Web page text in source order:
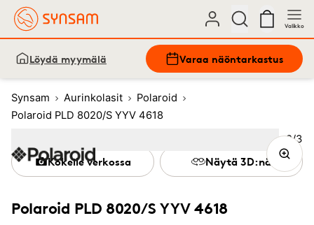
Valikko
Löydä myymälä Varaa näöntarkastus
Synsam Aurinkolasit
Polaroid
Polaroid PLD 8020/S YYV 4618
Polaroid PLD 8020/S YYV 4618
Kokeile verkossa Näytä 3D:nä
Kuva
2/3
Image 1 3